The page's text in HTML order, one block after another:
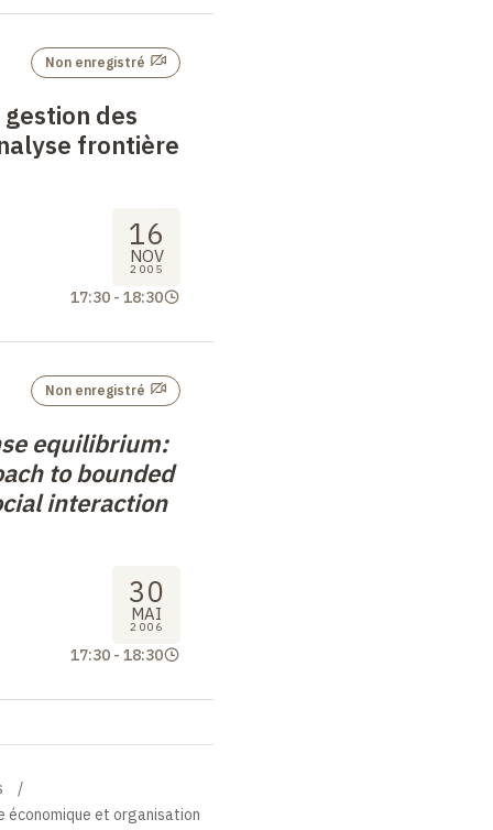
des
frontière
Non enregistré
16
NOV
2005
17:30 - 18:30
equilibrium:
to bounded
interaction
Non enregistré
30
MAI
2006
17:30 - 18:30
économique et organisation